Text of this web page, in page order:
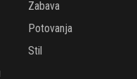
Zabava
Potovanja
Stil